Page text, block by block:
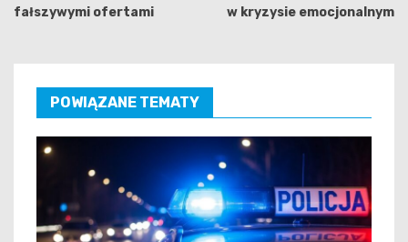
fałszywymi ofertami
w kryzysie emocjonalnym
POWIĄZANE TEMATY